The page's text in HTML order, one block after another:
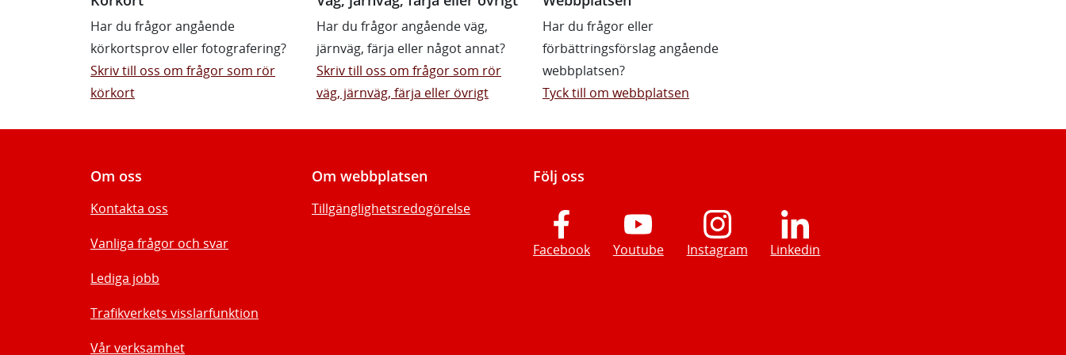
Har du frågor angående
körkortsprov eller fotografering?
Skriv till oss om frågor som rör
körkort
Har du frågor angående väg,
järnväg, färja eller något annat?
Skriv till oss om frågor som rör
väg, järnväg, färja eller övrigt
Har du frågor eller
förbättringsförslag angående
webbplatsen?
Tyck till om webbplatsen
Om oss
Kontakta oss
Vanliga frågor och svar
Lediga jobb
Trafikverkets visslarfunktion
Vår verksamhet
Om webbplatsen
Tillgänglighetsredogörelse
Följ oss
Facebook Youtube Instagram Linkedin